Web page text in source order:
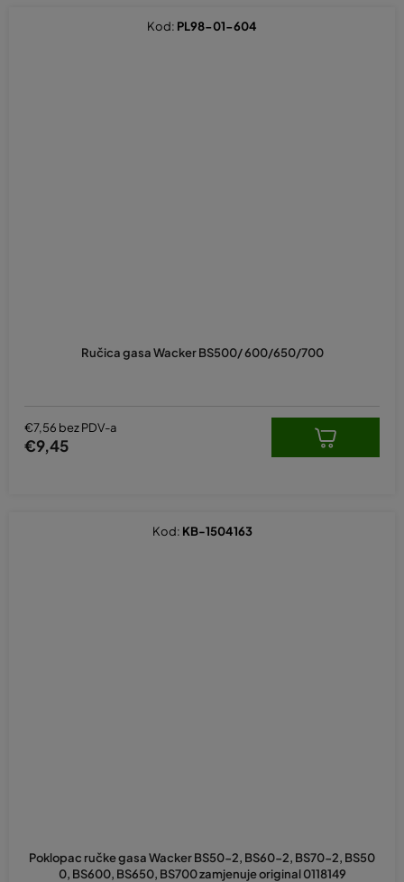
Ručica gasa Wacker BS500/ 600/650/700
€7,56 bez PDV-a
€9,45
Kod: PL98-01-604
Poklopac ručke gasa Wacker BS50-2, BS60-2, BS70-2, BS50
0, BS600, BS650, BS700 zamjenuje original 0118149
Kod: KB-1504163